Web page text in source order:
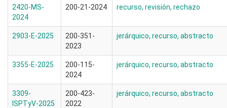
2420-MS-
2024
200-21-2024 recurso, revisión, rechazo
2903-E-2025
200-351-
2023
jerárquico, recurso, abstracto
3355-E-2025
200-115-
2024
jerárquico, recurso, abstracto
3309-
ISPTyV-2025
200-423-
2022
jerárquico, recurso, abstracto